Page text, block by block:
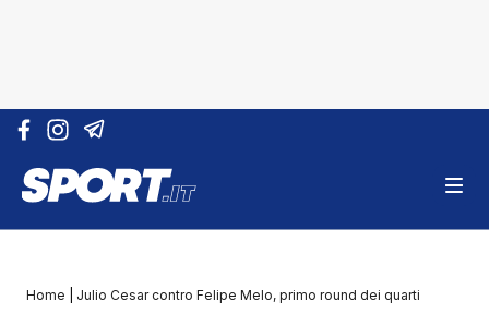
Vai al contenuto
Home Julio Cesar contro Felipe Melo, primo round dei quarti